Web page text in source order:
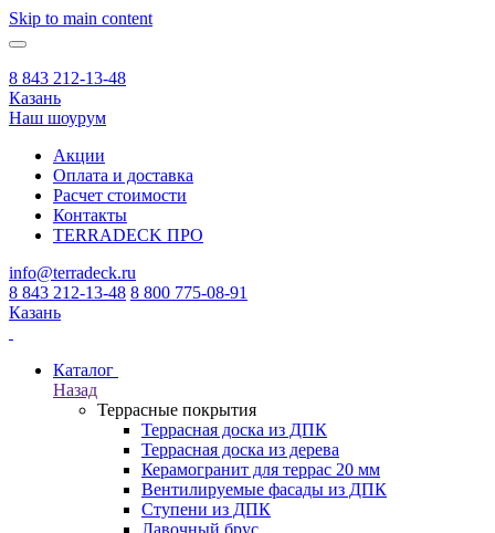
Skip to main content
8 843 212-13-48
Казань
Наш шоурум
Акции
Оплата и доставка
Расчет стоимости
Контакты
TERRADECK ПРО
info@terradeck.ru
8 843 212-13-48 8 800 775-08-91
Казань
Каталог
Назад
Террасные покрытия
Террасная доска из ДПК
Террасная доска из дерева
Керамогранит для террас 20 мм
Вентилируемые фасады из ДПК
Ступени из ДПК
Лавочный брус